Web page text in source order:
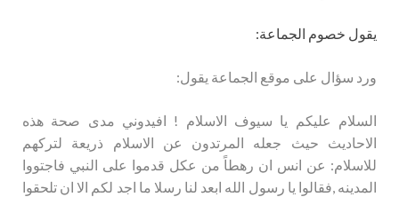
يقول خصوم الجماعة:
ورد سؤال على موقع الجماعة يقول:
السلام عليكم يا سيوف الاسلام ! افيدوني مدى صحة هذه
الاحاديث حيث جعله المرتدون عن الاسلام ذريعة لتركهم
للاسلام: عن انس ان رهطاً من عكل قدموا على النبي فاجتووا
المدينه ,فقالوا يا رسول الله ابعد لنا رسلا ما اجد لكم الا ان تلحقوا